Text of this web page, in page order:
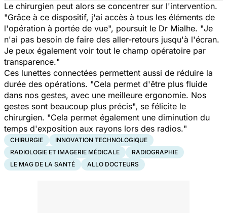
Le chirurgien peut alors se concentrer sur l'intervention.
"Grâce à ce dispositif, j'ai accès à tous les éléments de
l'opération à portée de vue", poursuit le Dr Mialhe. "Je
n'ai pas besoin de faire des aller-retours jusqu'à l'écran.
Je peux également voir tout le champ opératoire par
transparence."
Ces lunettes connectées permettent aussi de réduire la
durée des opérations. "Cela permet d'être plus fluide
dans nos gestes, avec une meilleure ergonomie. Nos
gestes sont beaucoup plus précis", se félicite le
chirurgien. "Cela permet également une diminution du
temps d'exposition aux rayons lors des radios."
CHIRURGIE
INNOVATION TECHNOLOGIQUE
RADIOLOGIE ET IMAGERIE MÉDICALE
RADIOGRAPHIE
LE MAG DE LA SANTÉ
ALLO DOCTEURS